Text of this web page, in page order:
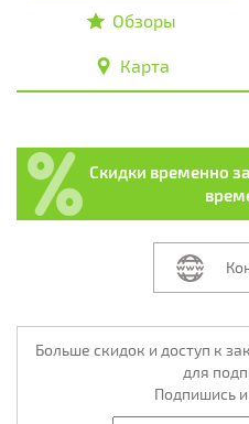
Обзоры
Карта
Скидки временно
Больше скидок и доступ к
для
Подпишись и